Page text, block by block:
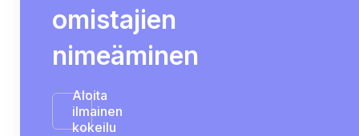
omistajien
nimeäminen
Aloita
ilmainen
kokeilu